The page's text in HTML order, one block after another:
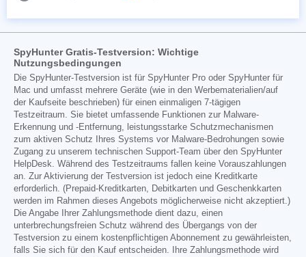
SpyHunter Gratis-Testversion: Wichtige
Nutzungsbedingungen
Die SpyHunter-Testversion ist für SpyHunter Pro oder SpyHunter für
Mac und umfasst mehrere Geräte (wie in den Werbematerialien/auf
der Kaufseite beschrieben) für einen einmaligen 7-tägigen
Testzeitraum. Sie bietet umfassende Funktionen zur Malware-
Erkennung und -Entfernung, leistungsstarke Schutzmechanismen
zum aktiven Schutz Ihres Systems vor Malware-Bedrohungen sowie
Zugang zu unserem technischen Support-Team über den SpyHunter
HelpDesk. Während des Testzeitraums fallen keine Vorauszahlungen
an. Zur Aktivierung der Testversion ist jedoch eine Kreditkarte
erforderlich. (Prepaid-Kreditkarten, Debitkarten und Geschenkkarten
werden im Rahmen dieses Angebots möglicherweise nicht akzeptiert.)
Die Angabe Ihrer Zahlungsmethode dient dazu, einen
unterbrechungsfreien Schutz während des Übergangs von der
Testversion zu einem kostenpflichtigen Abonnement zu gewährleisten,
falls Sie sich für den Kauf entscheiden. Ihre Zahlungsmethode wird